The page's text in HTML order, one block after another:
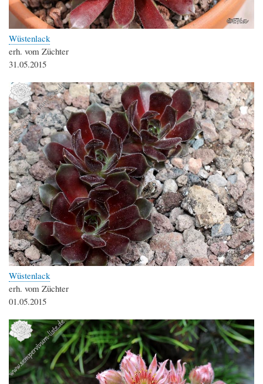
Wüstenlack
erh. vom Züchter
31.05.2015
Wüstenlack
erh. vom Züchter
01.05.2015